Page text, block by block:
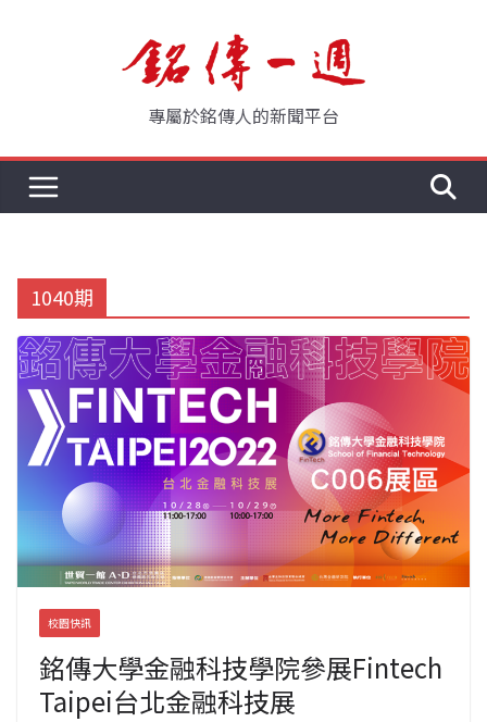
專屬於銘傳人的新聞平台
1040期
校園快訊
銘傳大學金融科技學院參展Fintech
Taipei台北金融科技展